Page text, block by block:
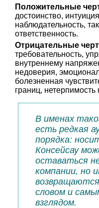
Положительные
достоинство,
наблюдательность,
ответственность.
Отрицательные
требовательность,
внутреннему
недоверия,
болезненная
границ,
В именах
есть редкая
порядка:
Консейсау
оставаться
компании, но
словом и
взглядом.